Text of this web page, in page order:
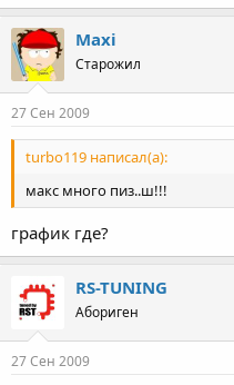
Maxi
Старожил
27 Сен 2009
turbo119 написал(а):
макс много пиз..ш!!!
график где?
RS-TUNING
Абориген
27 Сен 2009